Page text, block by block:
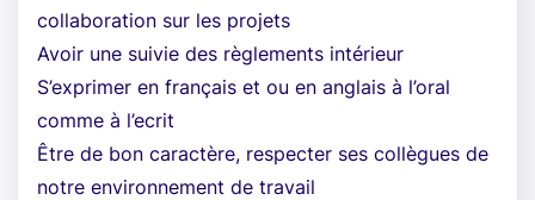
collaboration sur les projets
Avoir une suivie des règlements intérieur
S’exprimer en français et ou en anglais à l’oral
comme à l’ecrit
Être de bon caractère, respecter ses collègues de
notre environnement de travail